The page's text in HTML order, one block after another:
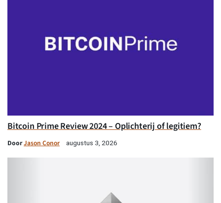
Bitcoin Prime Review 2024 – Oplichterij of legitiem?
DoorJason Conor augustus 3, 2026